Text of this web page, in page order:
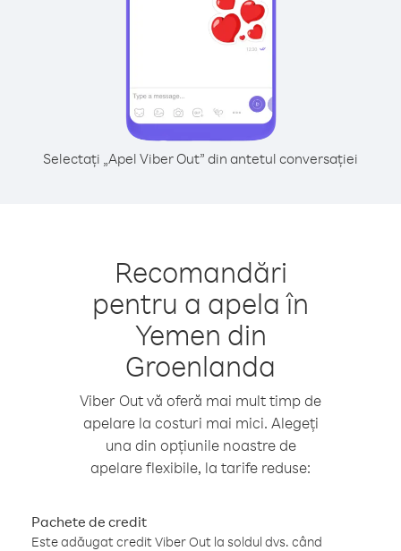
Selectați „Apel Viber Out” din antetul conversației
Recomandări
pentru a apela în
Yemen din
Groenlanda
Viber Out vă oferă mai mult timp de
apelare la costuri mai mici. Alegeți
una din opțiunile noastre de
apelare flexibile, la tarife reduse:
Pachete de credit
Este adăugat credit Viber Out la soldul dvs. când